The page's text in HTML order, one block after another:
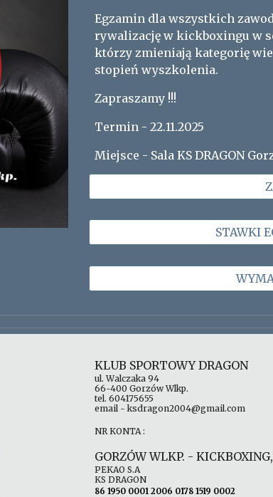
Egzamin dla wszystkich
rywalizację w kickboxingu w
którzy zmieniają kategorię
stopień wyszkolenia.
Zapraszamy !!!
Termin - 22.11.2025
Miejsce - Sala KS DRAGON
STAWKI
KLUB SPORTOWY DRAGON
ul. Walczaka 94
66-400 Gorzów Wlkp.
tel. 604175655
email - ksdragon2004@gmail.com
NR KONTA :
GORZÓW WLKP. -
PEKAO S.A
KS DRAGON
86 1950 0001 2006 0178 1519 0002